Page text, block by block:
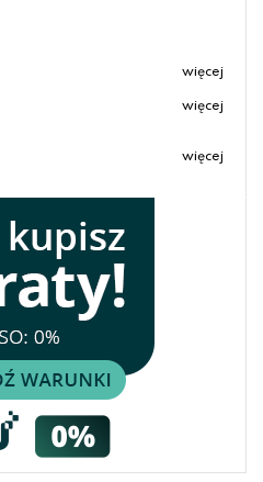
więcej
więcej
więcej